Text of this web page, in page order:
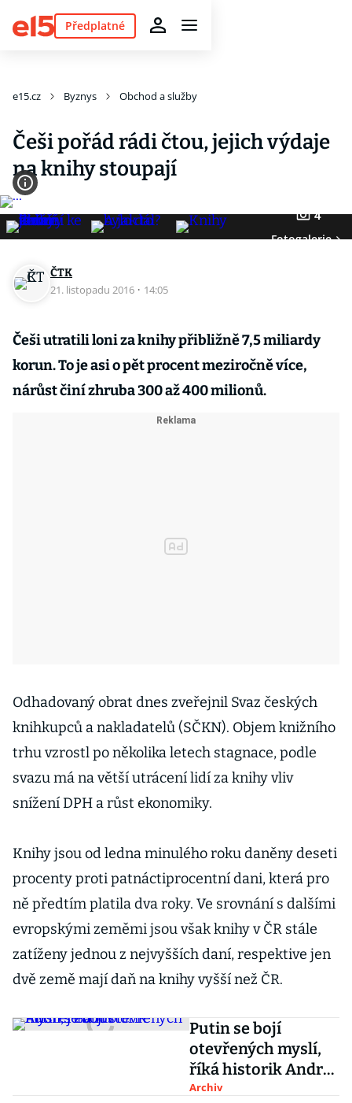
Předplatné
e15.cz Byznys Obchod a služby
Češi pořád rádi čtou, jejich výdaje
na knihy stoupají
4
Fotogalerie
ČTK
21. listopadu 2016 · 14:05
Češi utratili loni za knihy přibližně 7,5 miliardy
korun. To je asi o pět procent meziročně více,
nárůst činí zhruba 300 až 400 milionů.
Odhadovaný obrat dnes zveřejnil Svaz českých
knihkupců a nakladatelů (SČKN). Objem knižního
trhu vzrostl po několika letech stagnace, podle
svazu má na větší utrácení lidí za knihy vliv
snížení DPH a růst ekonomiky.
Knihy jsou od ledna minulého roku daněny deseti
procenty proti patnáctiprocentní dani, která pro
ně předtím platila dva roky. Ve srovnání s dalšími
evropskými zeměmi jsou však knihy v ČR stále
zatíženy jednou z nejvyšších daní, respektive jen
dvě země mají daň na knihy vyšší než ČR.
Putin se bojí
otevřených myslí,
říká historik Andrej
Zubov
Archiv